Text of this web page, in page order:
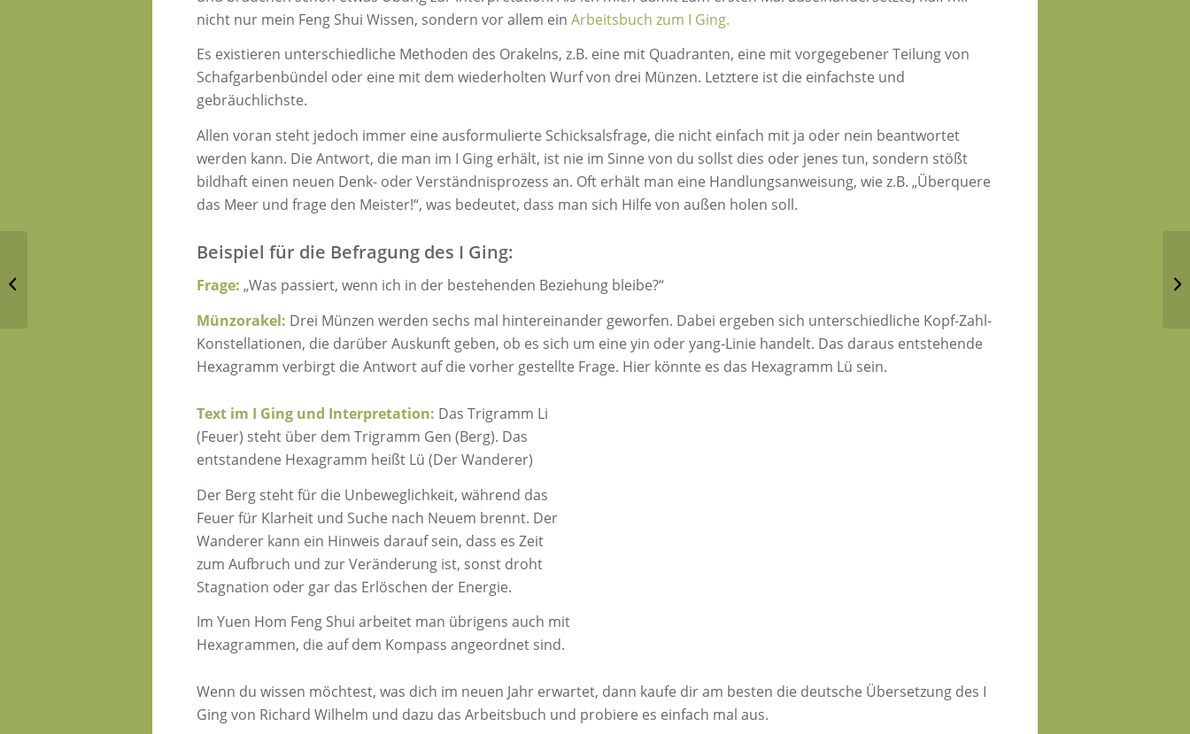
nicht nur mein Feng Shui Wissen, sondern vor allem ein Arbeitsbuch zum I Ging.
Es existieren unterschiedliche Methoden des Orakelns, z.B. eine mit Quadranten, eine mit vorgegebener Teilung von
Schafgarbenbündel oder eine mit dem wiederholten Wurf von drei Münzen. Letztere ist die einfachste und
gebräuchlichste.
Allen voran steht jedoch immer eine ausformulierte Schicksalsfrage, die nicht einfach mit ja oder nein beantwortet
werden kann. Die Antwort, die man im I Ging erhält, ist nie im Sinne von du sollst dies oder jenes tun, sondern stößt
bildhaft einen neuen Denk- oder Verständnisprozess an. Oft erhält man eine Handlungsanweisung, wie z.B. „Überquere
das Meer und frage den Meister!“, was bedeutet, dass man sich Hilfe von außen holen soll.
Beispiel für die Befragung des I Ging:
Frage: „Was passiert, wenn ich in der bestehenden Beziehung bleibe?“
Münzorakel: Drei Münzen werden sechs mal hintereinander geworfen. Dabei ergeben sich unterschiedliche Kopf-Zahl-
Konstellationen, die darüber Auskunft geben, ob es sich um eine yin oder yang-Linie handelt. Das daraus entstehende
Hexagramm verbirgt die Antwort auf die vorher gestellte Frage. Hier könnte es das Hexagramm Lü sein.
Text im I Ging und Interpretation: Das Trigramm Li
(Feuer) steht über dem Trigramm Gen (Berg). Das
entstandene Hexagramm heißt Lü (Der Wanderer)
Der Berg steht für die Unbeweglichkeit, während das
Feuer für Klarheit und Suche nach Neuem brennt. Der
Wanderer kann ein Hinweis darauf sein, dass es Zeit
zum Aufbruch und zur Veränderung ist, sonst droht
Stagnation oder gar das Erlöschen der Energie.
Im Yuen Hom Feng Shui arbeitet man übrigens auch mit
Hexagrammen, die auf dem Kompass angeordnet sind.
Wenn du wissen möchtest, was dich im neuen Jahr erwartet, dann kaufe dir am besten die deutsche Übersetzung des I
Ging von Richard Wilhelm und dazu das Arbeitsbuch und probiere es einfach mal aus.